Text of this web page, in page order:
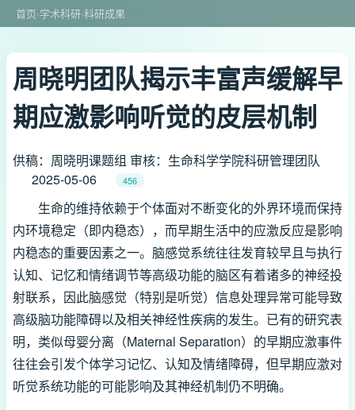
首页›学术科研›科研成果
周晓明团队揭示丰富声缓解早
期应激影响听觉的皮层机制
供稿：周晓明课题组 审核：生命科学学院科研管理团队
2025-05-06
456
生命的维持依赖于个体面对不断变化的外界环境而保持
内环境稳定（即内稳态），而早期生活中的应激反应是影响
内稳态的重要因素之一。脑感觉系统往往发育较早且与执行
认知、记忆和情绪调节等高级功能的脑区有着诸多的神经投
射联系，因此脑感觉（特别是听觉）信息处理异常可能导致
高级脑功能障碍以及相关神经性疾病的发生。已有的研究表
明，类似母婴分离（Maternal Separation）的早期应激事件
往往会引发个体学习记忆、认知及情绪障碍，但早期应激对
听觉系统功能的可能影响及其神经机制仍不明确。